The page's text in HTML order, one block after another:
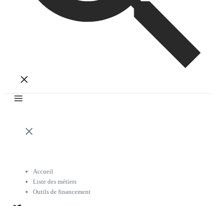
Accueil
Liste des métiers
Outils de financement